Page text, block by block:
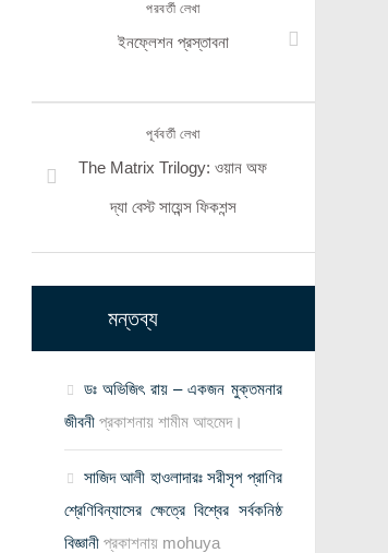
পরবর্তী লেখা
ইনফ্লেশন প্রস্তাবনা
পূর্ববর্তী লেখা
The Matrix Trilogy: ওয়ান অফ
দ্যা বেস্ট সায়েন্স ফিকশন্স
মন্তব্য
ডঃ অভিজিৎ রায় – একজন মুক্তমনার
জীবনীপ্রকাশনায় শামীম আহমেদ।
সাজিদ আলী হাওলাদারঃ সরীসৃপ প্রাণির
শ্রেণিবিন্যাসের ক্ষেত্রে বিশ্বের সর্বকনিষ্ঠ
বিজ্ঞানীপ্রকাশনায় mohuya